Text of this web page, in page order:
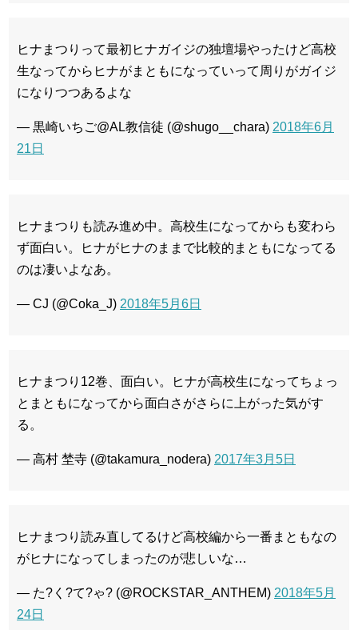
ヒナまつりって最初ヒナガイジの独壇場やったけど高校
生なってからヒナがまともになっていって周りがガイジ
になりつつあるよな
— 黒崎いちご@AL教信徒 (@shugo__chara) 2018年6月
21日
ヒナまつりも読み進め中。高校生になってからも変わら
ず面白い。ヒナがヒナのままで比較的まともになってる
のは凄いよなあ。
— CJ (@Coka_J) 2018年5月6日
ヒナまつり12巻、面白い。ヒナが高校生になってちょっ
とまともになってから面白さがさらに上がった気がす
る。
— 高村 埜寺 (@takamura_nodera) 2017年3月5日
ヒナまつり読み直してるけど高校編から一番まともなの
がヒナになってしまったのが悲しいな…
— た?く?て?ゃ? (@ROCKSTAR_ANTHEM) 2018年5月
24日